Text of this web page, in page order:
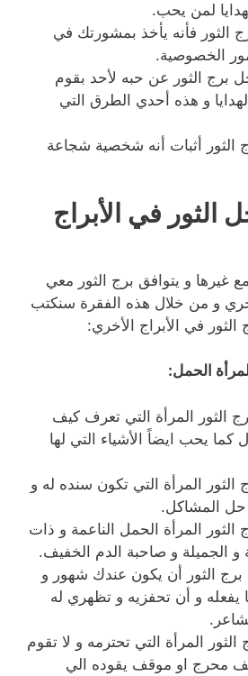
لمن يحب.
الثور فأنه يأخذ بمشورتك في
الخصوصية.
برج الثور عن حبه لأحد بقوم
و هذه أحدي الطرق التي
أثبات أنه شخصية شجاعة
الثور في الأبراج
غيرها و يتوافق برج الثور معي
و من خلال هذه الفقرة سنكتب
في الأبراج الأخري:
الحمل:
الثور المرأة التي تعرف كيف
كما يحب ايضاً الأشياء التي لها
المرأة التي تكون سنده له و
المشاكل.
المرأة الحمل الناعمة و ذات
و الجميلة و صاحبة الدم الخفيف.
الثور أن يكون عندك شهور و
و أن تحفزيه و تظهري له
المرأة التي تحترمه و لا تقوم
محرج او موقف يقوده الي